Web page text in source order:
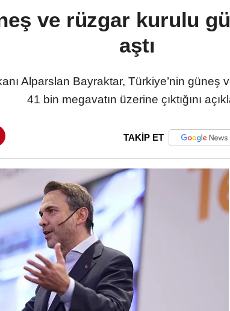
ve rüzgar kurulu
aştı
Alparslan Bayraktar, Türkiye’nin
41 bin megavatın üzerine çıktığını
TAKİP ET